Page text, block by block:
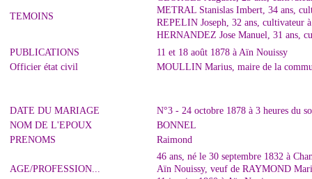
TEMOINS
METRAL Stanislas Imbert, 34 ans,
REPELIN Joseph, 32 ans, cultivateur
HERNANDEZ Jose Manuel, 31 ans,
PUBLICATIONS
11 et 18 août 1878 à Aïn Nouissy
Officier état civil
MOULLIN Marius, maire de la
DATE DU MARIAGE
N°3 - 24 octobre 1878 à 3 heures du
NOM DE L'EPOUX
BONNEL
PRENOMS
Raimond
AGE/PROFESSION...
46 ans, né le 30 septembre 1832 à
Aïn Nouissy, veuf de RAYMOND